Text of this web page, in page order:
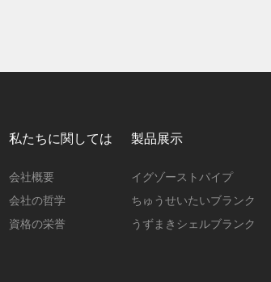
私たちに関しては
会社概要
会社の哲学
資格の栄誉
製品展示
イグゾーストパイプ
ちゅうせいたいブランク
うずまきシェルブランク